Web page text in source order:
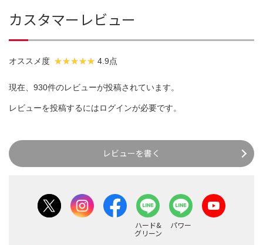
カスタマーレビュー
オススメ度 4.9点
現在、930件のレビューが投稿されています。
レビューを投稿するにはログインが必要です。
レビューを書く
ハード&
グリーン
パワー